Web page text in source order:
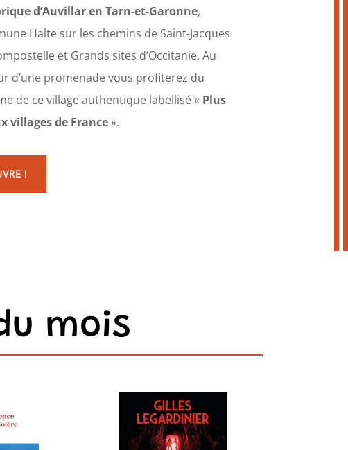
d’Auvillar en Tarn-et-Garonne,
Halte sur les chemins de Saint-Jacques
et Grands sites d’Occitanie. Au
d’une promenade vous profiterez du
de ce village authentique labellisé « Plus
villages de France».
!
mois